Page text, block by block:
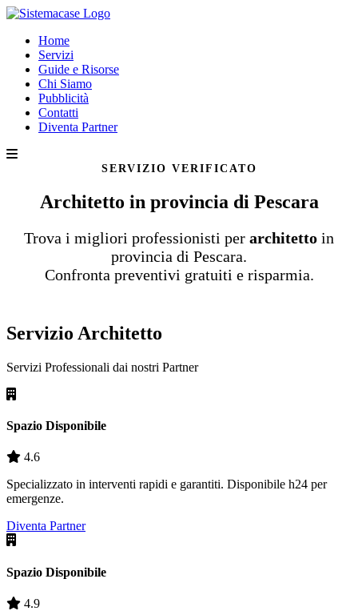
Home
Servizi
Guide e Risorse
Chi Siamo
Pubblicità
Contatti
Diventa Partner
SERVIZIO VERIFICATO
Architetto in provincia di Pescara
Trova i migliori professionisti per architetto in
provincia di Pescara.
Confronta preventivi gratuiti e risparmia.
Servizio Architetto
Servizi Professionali dai nostri Partner
Spazio Disponibile
4.6
Specializzato in interventi rapidi e garantiti. Disponibile h24 per
emergenze.
Diventa Partner
Spazio Disponibile
4.9